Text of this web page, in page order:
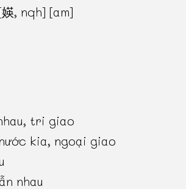
, nqh] [am]
tri giao
kia, ngoại giao
nhau